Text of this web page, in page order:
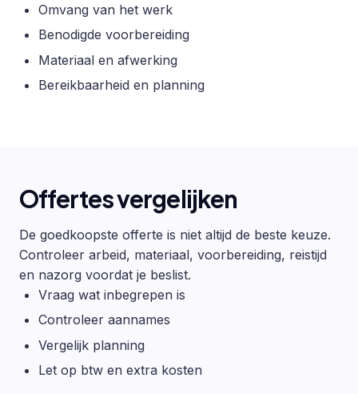
Omvang van het werk
Benodigde voorbereiding
Materiaal en afwerking
Bereikbaarheid en planning
Offertes vergelijken
De goedkoopste offerte is niet altijd de beste keuze.
Controleer arbeid, materiaal, voorbereiding, reistijd
en nazorg voordat je beslist.
Vraag wat inbegrepen is
Controleer aannames
Vergelijk planning
Let op btw en extra kosten